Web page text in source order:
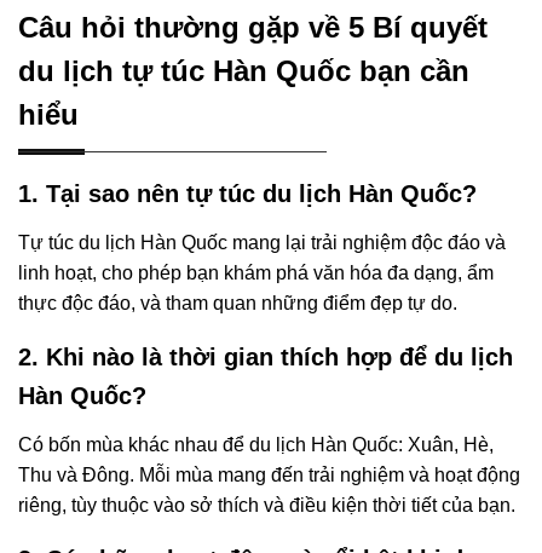
Câu hỏi thường gặp về 5 Bí quyết
du lịch tự túc Hàn Quốc bạn cần
hiểu
1. Tại sao nên tự túc du lịch Hàn Quốc?
Tự túc du lịch Hàn Quốc mang lại trải nghiệm độc đáo và
linh hoạt, cho phép bạn khám phá văn hóa đa dạng, ẩm
thực độc đáo, và tham quan những điểm đẹp tự do.
2. Khi nào là thời gian thích hợp để du lịch
Hàn Quốc?
Có bốn mùa khác nhau để du lịch Hàn Quốc: Xuân, Hè,
Thu và Đông. Mỗi mùa mang đến trải nghiệm và hoạt động
riêng, tùy thuộc vào sở thích và điều kiện thời tiết của bạn.